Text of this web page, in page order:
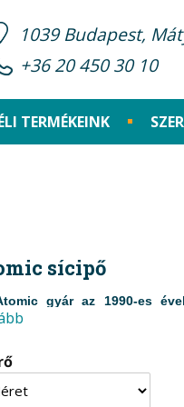
1039 Budapest,
+36 20 450 30 10
TERMÉKEINK
sícipő
gyár az 1990-es
a fő szempont a
síléc kapcsolatában.